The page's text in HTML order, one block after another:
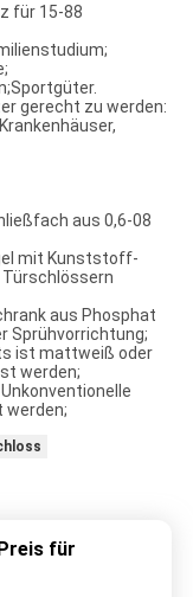
für 15-88
gerecht zu werden:
aus 0,6-08
mit Kunststoff-
aus Phosphat
Sprühvorrichtung;
ist mattweiß oder
werden;
werden;
für